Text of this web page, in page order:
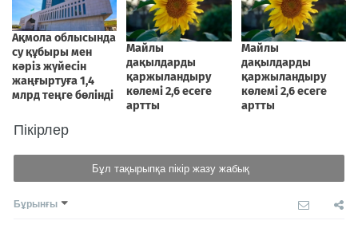
Пікірлер
Бұл тақырыпқа пікір жазу жабық
Бұрынғы